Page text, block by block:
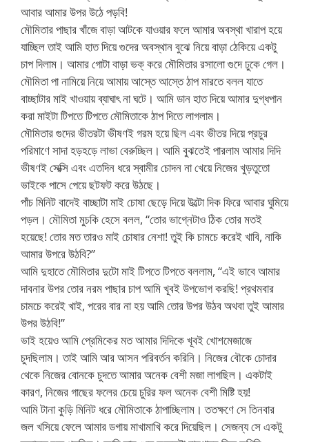
আবার আমার উপর উঠে পড়বি!
মৌমিতার পাছার খাঁজে বাড়া আটকে যাওয়ার ফলে আমার অবস্থা খারাপ হয়ে
যাচ্ছিল তাই আমি হাত দিয়ে গুদের অবস্থান বুঝে নিয়ে বাড়া ঠেকিয়ে একটু
চাপ দিলাম। আমার গোটা বাড়া ভক্ করে মৌমিতার রসালো গুদে ঢুকে গেল।
মৌমিতা পা নামিয়ে নিয়ে আমায় আস্তে আস্তে ঠাপ মারতে বলল যাতে
বাচ্ছাটার মাই খাওয়ায় ব্যাঘাৎ না ঘটে। আমি ডান হাত দিয়ে আমার দুগ্ধপান
করা মাইটা টিপতে টিপতে মৌমিতাকে ঠাপ দিতে লাগলাম।
মৌমিতার গুদের ভীতরটা ভীষণই গরম হয়ে ছিল এবং ভীতর দিয়ে প্রচুর
পরিমাণে সাদা হড়হড়ে লাভা বেরুচ্ছিল। আমি বুঝতেই পারলাম আমার দিদি
ভীষণই সেক্সি এবং এতদিন ধরে স্বামীর চোদন না খেয়ে নিজের খুড়তুতো
ভাইকে পাসে পেয়ে ছটফট করে উঠছে।
পাঁচ মিনিট বাদেই বাচ্ছাটা মাই চোষা ছেড়ে দিয়ে উল্টো দিক ফিরে আবার ঘুমিয়ে
পড়ল। মৌমিতা মুচকি হেসে বলল, “তোর ভাগ্নেটাও ঠিক তোর মতই
হয়েছে! তোর মত তারও মাই চোষার নেশা! তুই কি চামচে করেই খাবি, নাকি
আমার উপরে উঠবি?”
আমি দুহাতে মৌমিতার দুটো মাই টিপতে টিপতে বললাম, “এই ভাবে আমার
দাবনার উপর তোর নরম পাছার চাপ আমি খূবই উপভোগ করছি! প্রথমবার
চামচে করেই খাই, পরের বার না হয় আমি তোর উপর উঠব অথবা তুই আমার
উপর উঠবি!”
ভাই হয়েও আমি প্রেমিকের মত আমার দিদিকে খূবই খোশমেজাজে
চুদছিলাম। তাই আমি আর আসন পরিবর্তন করিনি। নিজের বৌকে চোদার
থেকে নিজের বোনকে চুদতে আমার অনেক বেশী মজা লাগছিল। একটাই
কারণ, নিজের গাছের ফলের চেয়ে চুরির ফল অনেক বেশী মিষ্টি হয়!
আমি টানা কুড়ি মিনিট ধরে মৌমিতাকে ঠাপাচ্ছিলাম। ততক্ষণে সে তিনবার
জল খসিয়ে ফেলে আমার ডগায় মাখামাখি করে দিয়েছিল। সেজন্য সে একটু